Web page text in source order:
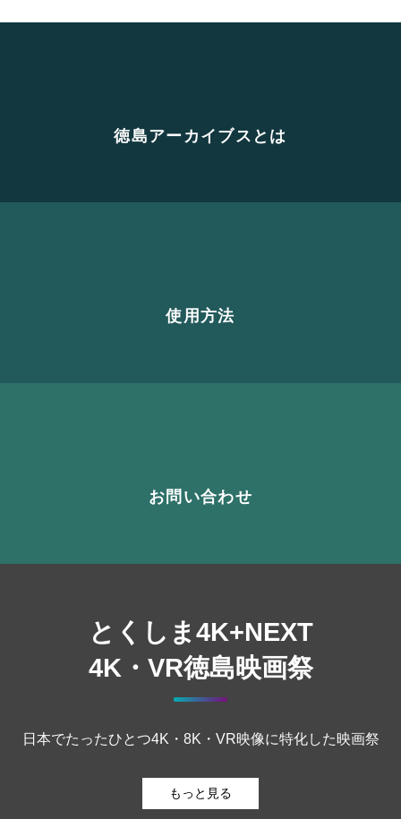
徳島アーカイブスとは
使用方法
お問い合わせ
とくしま4K+NEXT
4K・VR徳島映画祭
日本でたったひとつ4K・8K・VR映像に特化した映画祭
もっと見る